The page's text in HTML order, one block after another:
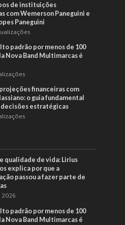
de instituições
com Wemerson Paneguini e
Paneguini
padrão por menos de 100
Nova Band Multimarcas é
financeiras com
o guia fundamental
decisões estratégicas
qualidade de vida: Lirius
explica por que a
passou a fazer parte de
2026
padrão por menos de 100
Nova Band Multimarcas é